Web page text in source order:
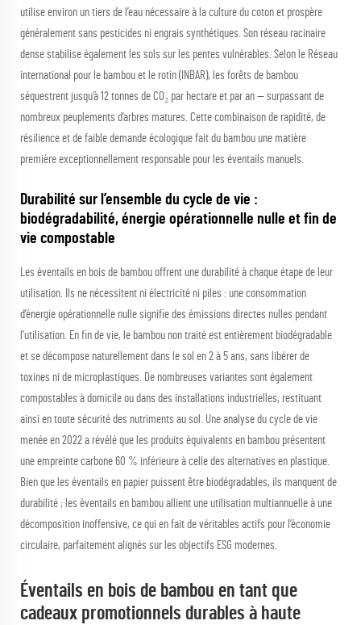
utilise environ un tiers de l’eau nécessaire à la culture du coton et prospère
généralement sans pesticides ni engrais synthétiques. Son réseau racinaire
dense stabilise également les sols sur les pentes vulnérables. Selon le Réseau
international pour le bambou et le rotin (INBAR), les forêts de bambou
séquestrent jusqu’à 12 tonnes de CO₂ par hectare et par an — surpassant de
nombreux peuplements d’arbres matures. Cette combinaison de rapidité, de
résilience et de faible demande écologique fait du bambou une matière
première exceptionnellement responsable pour les éventails manuels.
Durabilité sur l’ensemble du cycle de vie :
biodégradabilité, énergie opérationnelle nulle et fin de
vie compostable
Les éventails en bois de bambou offrent une durabilité à chaque étape de leur
utilisation. Ils ne nécessitent ni électricité ni piles : une consommation
d’énergie opérationnelle nulle signifie des émissions directes nulles pendant
l’utilisation. En fin de vie, le bambou non traité est entièrement biodégradable
et se décompose naturellement dans le sol en 2 à 5 ans, sans libérer de
toxines ni de microplastiques. De nombreuses variantes sont également
compostables à domicile ou dans des installations industrielles, restituant
ainsi en toute sécurité des nutriments au sol. Une analyse du cycle de vie
menée en 2022 a révélé que les produits équivalents en bambou présentent
une empreinte carbone 60 % inférieure à celle des alternatives en plastique.
Bien que les éventails en papier puissent être biodégradables, ils manquent de
durabilité ; les éventails en bambou allient une utilisation multiannuelle à une
décomposition inoffensive, ce qui en fait de véritables actifs pour l’économie
circulaire, parfaitement alignés sur les objectifs ESG modernes.
Éventails en bois de bambou en tant que
cadeaux promotionnels durables à haute